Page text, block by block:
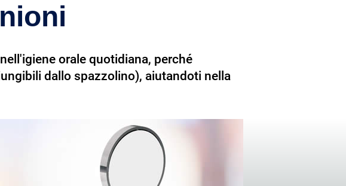
orale quotidiana, perché
dallo spazzolino), aiutandoti nella